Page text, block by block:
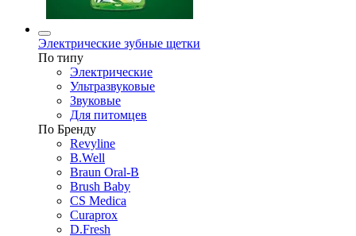
Электрические зубные щетки
По типу
Электрические
Ультразвуковые
Звуковые
Для питомцев
По Бренду
Revyline
B.Well
Braun Oral-B
Brush Baby
CS Medica
Curaprox
D.Fresh